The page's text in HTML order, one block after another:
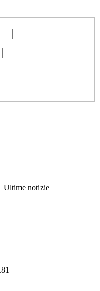
Ultime notizie